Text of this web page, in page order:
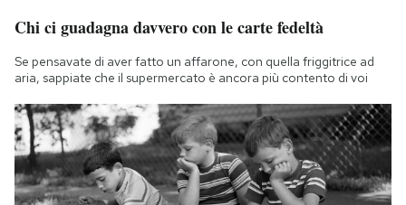
Chi ci guadagna davvero con le carte fedeltà
Se pensavate di aver fatto un affarone, con quella friggitrice ad
aria, sappiate che il supermercato è ancora più contento di voi